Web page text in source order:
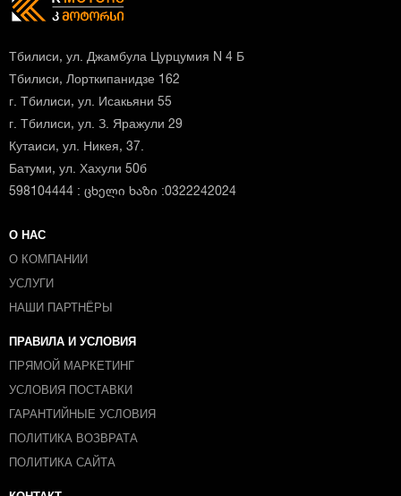
Тбилиси, ул. Джамбула Цурцумия N 4 Б
Тбилиси, Лорткипанидзе 162
г. Тбилиси, ул. Исакьяни 55
г. Тбилиси, ул. З. Яражули 29
Кутаиси, ул. Никея, 37.
Батуми, ул. Хахули 50б
598104444 : ცხელი ხაზი :0322242024
О НАС
О КОМПАНИИ
УСЛУГИ
НАШИ ПАРТНЁРЫ
ПРАВИЛА И УСЛОВИЯ
ПРЯМОЙ МАРКЕТИНГ
УСЛОВИЯ ПОСТАВКИ
ГАРАНТИЙНЫЕ УСЛОВИЯ
ПОЛИТИКА ВОЗВРАТА
ПОЛИТИКА САЙТА